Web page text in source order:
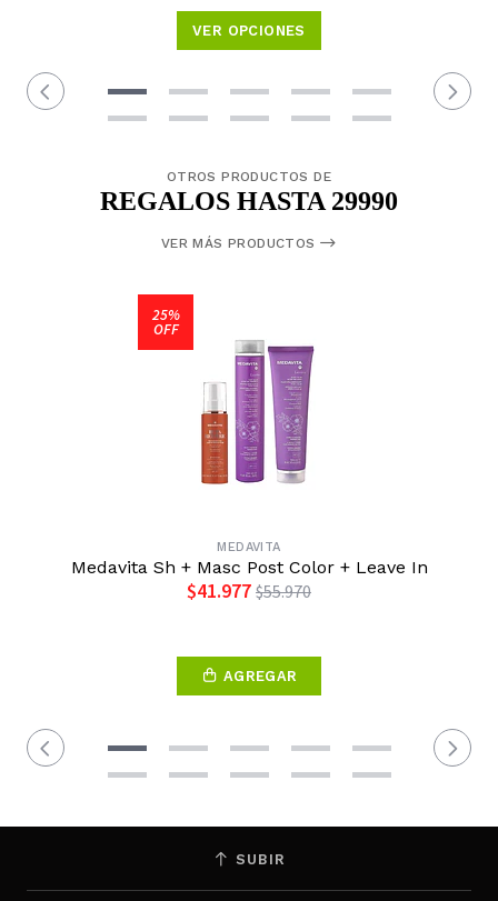
VER OPCIONES
OTROS PRODUCTOS DE
REGALOS HASTA 29990
VER MÁS PRODUCTOS
25%
OFF
MEDAVITA
Medavita Sh + Masc Post Color + Leave In
$41.977 $55.970
AGREGAR
SUBIR